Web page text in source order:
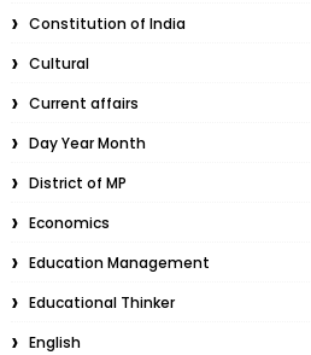
Constitution of India
Cultural
Current affairs
Day Year Month
District of MP
Economics
Education Management
Educational Thinker
English